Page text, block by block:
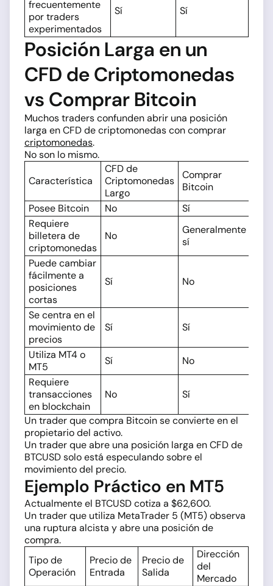
frecuentemente
por traders
experimentados
Sí Sí
Posición Larga en un
CFD de Criptomonedas
vs Comprar Bitcoin
Muchos traders confunden abrir una posición
larga en CFD de criptomonedas con comprar
criptomonedas.
No son lo mismo.
Característica
CFD de
Criptomonedas
Largo
Comprar
Bitcoin
Posee Bitcoin
No
Sí
Requiere
billetera de
criptomonedas
No
Generalmente
sí
Puede cambiar
fácilmente a
posiciones
cortas
Sí No
Se centra en el
movimiento de
precios
Sí Sí
Utiliza MT4 o
MT5
Sí
No
Requiere
transacciones
en blockchain
No Sí
Un trader que compra Bitcoin se convierte en el
propietario del activo.
Un trader que abre una posición larga en CFD de
BTCUSD solo está especulando sobre el
movimiento del precio.
Ejemplo Práctico en MT5
Actualmente el BTCUSD cotiza a $62,600.
Un trader que utiliza MetaTrader 5 (MT5) observa
una ruptura alcista y abre una posición de
compra.
Tipo de
Operación
Precio de
Entrada
Precio de
Salida
Dirección
del
Mercado